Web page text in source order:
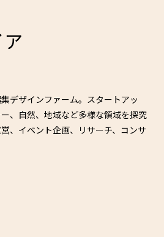
デザインファーム。スタートアッ
、自然、地域など多様な領域を探究
、イベント企画、リサーチ、コンサ